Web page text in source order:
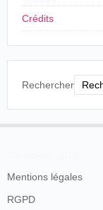
Crédits
Rechercher
Mentions légales
RGPD